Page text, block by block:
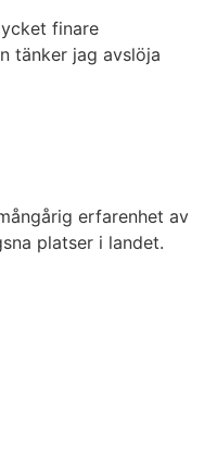
finare
tänker jag avslöja
erfarenhet av
platser i landet.